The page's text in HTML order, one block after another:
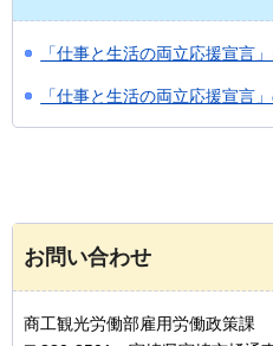
「仕事と生活の両立応援宣言
「仕事と生活の両立応援宣言
お問い合わせ
商工観光労働部雇用労働政策課